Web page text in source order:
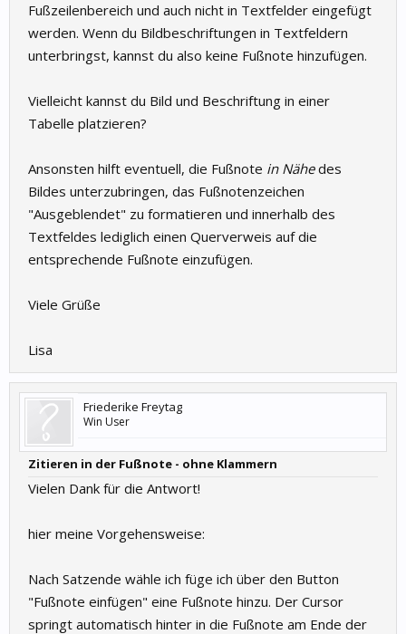
Fußzeilenbereich und auch nicht in Textfelder eingefügt
werden. Wenn du Bildbeschriftungen in Textfeldern
unterbringst, kannst du also keine Fußnote hinzufügen.
Vielleicht kannst du Bild und Beschriftung in einer
Tabelle platzieren?
Ansonsten hilft eventuell, die Fußnote in Nähedes
Bildes unterzubringen, das Fußnotenzeichen
"Ausgeblendet" zu formatieren und innerhalb des
Textfeldes lediglich einen Querverweis auf die
entsprechende Fußnote einzufügen.
Viele Grüße
Lisa
Friederike Freytag
Win User
Zitieren in der Fußnote - ohne Klammern
Vielen Dank für die Antwort!
hier meine Vorgehensweise:
Nach Satzende wähle ich füge ich über den Button
"Fußnote einfügen" eine Fußnote hinzu. Der Cursor
springt automatisch hinter in die Fußnote am Ende der